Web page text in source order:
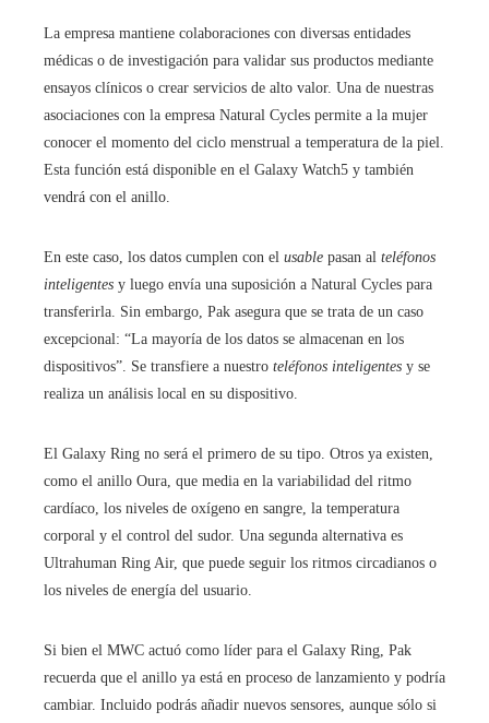
La empresa mantiene colaboraciones con diversas entidades
médicas o de investigación para validar sus productos mediante
ensayos clínicos o crear servicios de alto valor. Una de nuestras
asociaciones con la empresa Natural Cycles permite a la mujer
conocer el momento del ciclo menstrual a temperatura de la piel.
Esta función está disponible en el Galaxy Watch5 y también
vendrá con el anillo.
En este caso, los datos cumplen con el usable pasan al teléfonos
inteligentes y luego envía una suposición a Natural Cycles para
transferirla. Sin embargo, Pak asegura que se trata de un caso
excepcional: “La mayoría de los datos se almacenan en los
dispositivos”. Se transfiere a nuestro teléfonos inteligentes y se
realiza un análisis local en su dispositivo.
El Galaxy Ring no será el primero de su tipo. Otros ya existen,
como el anillo Oura, que media en la variabilidad del ritmo
cardíaco, los niveles de oxígeno en sangre, la temperatura
corporal y el control del sudor. Una segunda alternativa es
Ultrahuman Ring Air, que puede seguir los ritmos circadianos o
los niveles de energía del usuario.
Si bien el MWC actuó como líder para el Galaxy Ring, Pak
recuerda que el anillo ya está en proceso de lanzamiento y podría
cambiar. Incluido podrás añadir nuevos sensores, aunque sólo si